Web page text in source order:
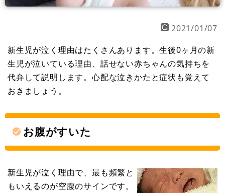
2021/01/07
新生児が泣く理由はたくさんあります。生後0ヶ月の新
生児が泣いている理由、話せない赤ちゃんの気持ちを
代弁して説明します。心配な泣きかたと症状も覚えて
おきましょう。
お腹がすいた
新生児が泣く理由で、最も頻繁と
もいえるのが空腹のサインです。